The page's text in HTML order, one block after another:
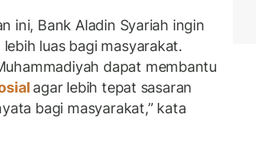
ini, Bank Aladin Syariah ingin
luas bagi masyarakat.
dapat membantu
agar lebih tepat sasaran
bagi masyarakat,” kata